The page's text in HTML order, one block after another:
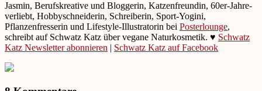
Jasmin, Berufskreative und Bloggerin, Katzenfreundin, 60er-Jahre-
verliebt, Hobbyschneiderin, Schreiberin, Sport-Yogini,
Pflanzenfresserin und Lifestyle-Illustratorin bei Posterlounge,
schreibt auf Schwatz Katz über vegane Naturkosmetik. ♥ Schwatz
Katz Newsletter abonnieren | Schwatz Katz auf Facebook